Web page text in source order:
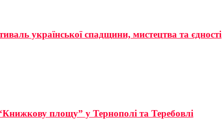
української спадщини, мистецтва та єдності
площу” у Тернополі та Теребовлі